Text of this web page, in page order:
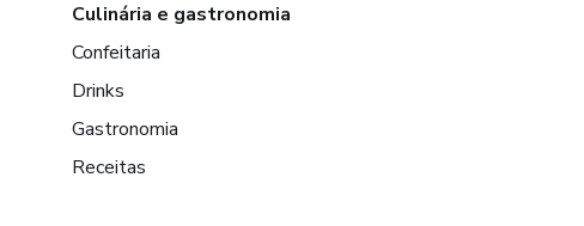
Culinária e gastronomia
Confeitaria
Drinks
Gastronomia
Receitas